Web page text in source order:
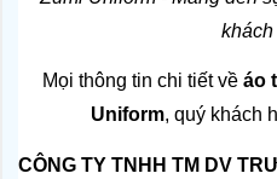
khách
Mọi thông tin chi tiết về áo
Uniform, quý khách
CÔNG TY TNHH TM DV